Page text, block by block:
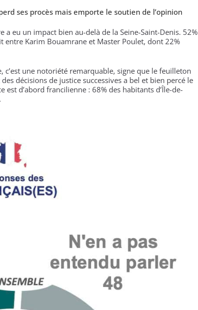
ses procès mais emporte le soutien de l’opinion
eu un impact bien au-delà de la Seine-Saint-Denis. 52%
Karim Bouamrane et Master Poulet, dont 22%
une notoriété remarquable, signe que le feuilleton
décisions de justice successives a bel et bien percé le
d’abord francilienne : 68% des habitants d’Île-de-